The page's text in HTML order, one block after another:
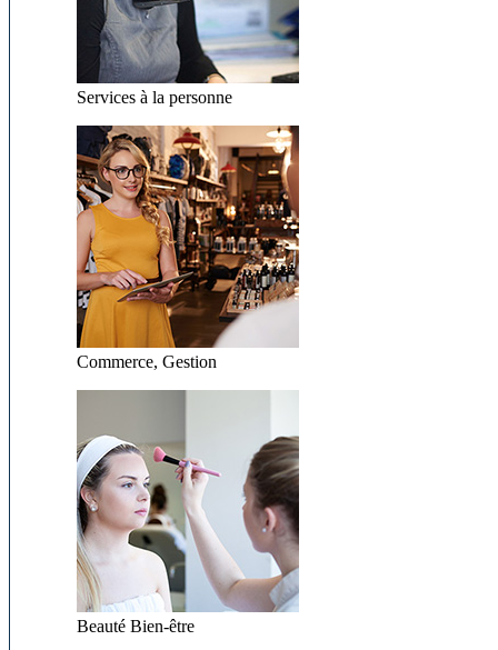
Services à la personne
Commerce, Gestion
Beauté Bien-être